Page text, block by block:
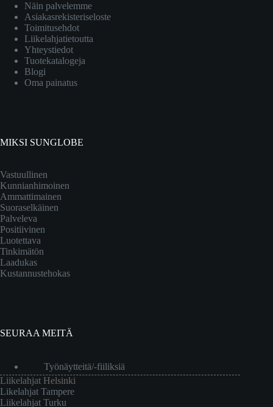
Näin palvelemme
Asiakasrekisteriseloste
Toimitusehdot
Liikelahjatietoutta
Yhteystiedot
Tuotekatalogeja
Blogi
Oma painatus
MIKSI SUNGLOBE
Vastuullinen
Kunnianhimoinen
Ammattimainen
Suoraselkäinen
Palveleva
Positiivinen
Luotettava
Tinkimätön
Laadukas
Kustannustehokas
SEURAA MEITÄ
Työnäytteitä/-fiiliksiä
Liikelahjat Helsinki
Likelahjat Tampere
Liikelahjat Turku